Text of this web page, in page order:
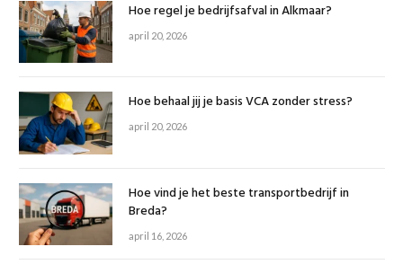
Hoe regel je bedrijfsafval in Alkmaar?
april 20, 2026
Hoe behaal jij je basis VCA zonder stress?
april 20, 2026
Hoe vind je het beste transportbedrijf in
Breda?
april 16, 2026